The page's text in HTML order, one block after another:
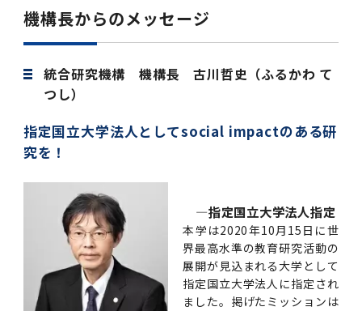
教育研究評議会
学長選考・監察会議
学長×医学部学生懇談
学長×歯学部学生懇談
英語版広報誌「TMDU ANNUAL NEWS」
学内向け広報誌「TMDUニュース」
写真で綴る 東京医科歯科大学
写真で綴る 東京医科歯科大学トップ
第1回『学びの地』
第3回『知と癒しの匠の創造者たち』
クラウドファンディング実施プロジェクト一覧
３．自己点検・評価
第１期 中期目標・中期計画等について
第２期 中期目標・中期計画等について
第３期中期目標・中期計画等について
1-2.年度計画・年度評価等について【第1期～
第3期】トップ
（第１期中期目標期間中）年度計画、年度評価
（第２期中期目標期間中）年度計画・年度評価
等について
（第３期中期目標期間中）年度計画・年度評価
等について
2．認証評価
3．自己点検・評価
4．指定国立大学法人構想に関する進捗状況に
ついて
関連リンク先
「大学院学生の教育研究交流」に関する実施細
「複合領域コース｣｢編入学｣及び｢複数学士号｣
「複合領域コース」の履修者に係る「編入学」
及び「複数学士号」に関する実施細目
各複合領域コースの概要
編入学制度について（複数学士号）
三大学連合（外部サイト）
医療管理政策学（MMA）コース（東京医科歯科
大学）
統合報告書
法定公開情報
統計データ
東京医科歯科大学規則集
その他の情報公開
ダイバーシティトップ
東京医科歯科大学ダイバーシティ＆インクルー
ジョン推進宣言等
東京医科歯科大学ダイバーシティ＆インクルー
東京医科歯科大学ダイバーシティ＆インクルー
ジョン推進宣言／基本方針／アクション・プラ
女性活躍推進法による一般事業主行動計画
ダイバーシティ・インクルージョン室
わくわく保育園（学内保育施設）
障がいのある学生のサポートについて
コンプライアンス・ハラスメント
コンプライアンス・ハラスメントトップ
ハラスメントへの対応について
生体材料工学研究所
難治疾患研究所
国際交流サイト
研究テーマ検索システム
入学料・授業料の免除・徴収猶予について
アルバイトについて
学生寮について
学生保険制度について
卒業後の進路データ
医学部医学科サマープログラム
歯学部サマープログラム
オンライン個別進学相談
入試説明会
キャンパス見学 ※現在は受け付けておりませ
試験問題及び解答例等の公表
ョイント・ディグリープログラム：JDP）
大学院入学希望者向け入試説明会
学費・入学金・奨学金についてトップ
奨学金について
入学料・授業料の免除・徴収猶予について
大学院医歯学総合研究科生体検査科学講座
研究テーマ検索システム
お問い合わせ
大学院研究生
Call for Applications to Science Tokyo
SPRING（MD）Program for the 2025
Academic Year by Eligible Students
(*Autumn admission)
令和７年度（２０２５年度）総合知と癒しの次
世代フロントランナー育成プログラム（医歯学
（旧TMDU卓越大学院生制度）対象学生（秋入
学対象）の募集について
Call for Applications to Science Tokyo
SPRING（MD）Program for the 2024
Academic Year by Eligible Students
入学料・授業料免除・徴収猶予について
(Admission & Tuition
Exemption/Deferment)
奨学金について
(Admission & Tuition
Exemption/Deferment)トップ
【2026年4月入学者】入学料免除・徴収猶予申
Exemption&Admission Fee Deferment）
高等教育の修学支援制度
奨学金についてトップ
日本学生支援機構
財団法人・地方公共団体等奨学金
2025年度国立大学臨床検査学系博士後期課程
優秀賞募集について
日本学生支援機構
アパート等の紹介
国民年金について
学生相談窓口
ピアサポーター
証明書関係
証明書関係トップ
障がいのある学生サポート
就職・キャリア支援トップ
在学生向け
在学生向けトップ
学校推薦・求人情報について
学内就職支援イベント
学外就職支援イベント
新型コロナウイルス感染症に伴うお知らせ
卒業後の進路及び卒業者数
サークル・学園祭
お茶の水祭
施設利用トップ
保健管理センター
学生・女性支援センター
わくわく保育園
フィットネスルーム・売店
ボランティア
情報システム
台風等の自然災害や交通機関運休による休講措
置（湯島地区）Class Cancellation Measures
due to Natural Disasters, such as
Typhoons, and Transportation
Cancellation (for the Yushima area)
学（MMA）コース】
博士課程 生命理工医療科学専攻
博士課程共同災害看護学専攻
分野構成
医歯学総合研究科修士課程履修要項（シラバ
ス）
修士課程 医歯理工保健学専攻 グローバルヘル
スリーダー養成 (MPH) コース
博士課程 医歯学専攻
博士課程 医歯学専攻トップ
分野構成
医歯学総合研究科博士課程医歯学系専攻履修要
項（シラバス）
博士課程 国際連携専攻（ジョイント・ディグリ
ー・プログラム：JDP）
博士課程 生命理工医療科学専攻
博士課程 生命理工医療科学専攻トップ
概要
履修要項（大学院シラバス）
年報
組織
教育研究分野組織、指導教員研究内容
教育研究分野組織、指導教員研究内容トップ
看護先進科学専攻
履修要項（大学院シラバス）保健衛生学研究科
５大学災害看護コンソーシアム履修の手引き
統合教育機構学務企画課
設置計画履行状況報告書
生体材料工学研究所
高等研究院
大学病院
大学病院トップ
医科（医系診療部門）
歯科（歯系診療部門）
スポーツサイエンス機構
M&Dデータ科学センター
統合教育機構
研究助成金
用)
GAPファンド等の公募
VPN必要)
各種実験手続き例(学内専用)
研究に必要な講習会等
ES細胞/iPS細胞を使用する実験(学内専用)
各種委員会関係(学内専用)
特定認定再生医療等委員会
research map
プレスリリース
青い鳥広場(学内専用)
統合研究機構・統合イノベーション推進機構
オープンイノベーションセンター
各種センター
高等研究院
研究不正等の公表について
剽窃チェックツール(学内専用)
安全保障輸出管理(学内専用)
利益相反
臨床研究法における臨床研究の利益相反管理に
特定認定再生医療等委員会
各種お問い合わせ先(事務部)
機構長からのメッセージ
統合研究機構 機構長 古川哲史（ふるかわ て
つし）
指定国立大学法人としてsocial impactのある研
究を！
―指定国立大学法人指定
本学は2020年10月15日に世
界最高水準の教育研究活動の
展開が見込まれる大学として
指定国立大学法人に指定され
ました。掲げたミッションは